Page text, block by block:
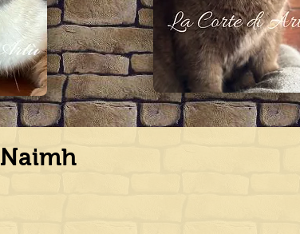
Naimh